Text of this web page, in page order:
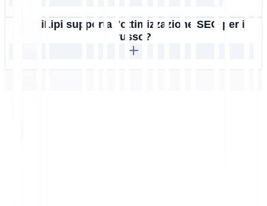
MultiLipi supporta l'ottimizzazione SEO per il
russo?